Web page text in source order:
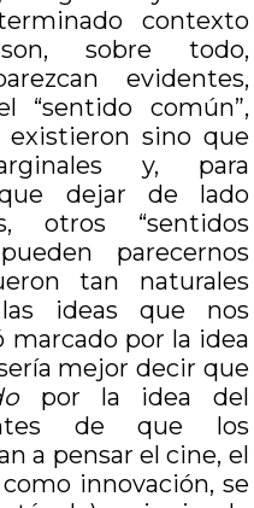
contexto
sobre todo,
evidentes,
“sentido común”,
existieron sino que
y, para
dejar de lado
otros “sentidos
parecernos
tan naturales
ideas que nos
marcado por la idea
mejor decir que
por la idea del
de que los
a pensar el cine, el
innovación, se